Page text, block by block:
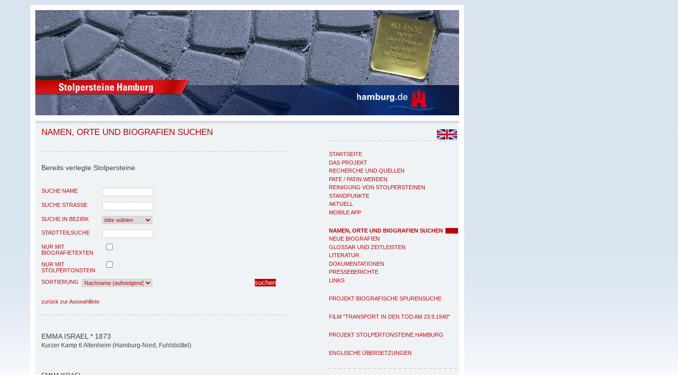
STARTSEITE
DAS PROJEKT
RECHERCHE UND QUELLEN
PATE / PATIN WERDEN
REINIGUNG VON STOLPERSTEINEN
STANDPUNKTE
AKTUELL
MOBILE APP
NAMEN, ORTE UND BIOGRAFIEN SUCHEN
NEUE BIOGRAFIEN
GLOSSAR UND ZEITLEISTEN
LITERATUR
DOKUMENTATIONEN
PRESSEBERICHTE
LINKS
PROJEKT BIOGRAFISCHE SPURENSUCHE
FILM "TRANSPORT IN DEN TOD AM 23.9.1940"
PROJEKT STOLPERTONSTEINE HAMBURG
ENGLISCHE ÜBERSETZUNGEN
NAMEN, ORTE UND BIOGRAFIEN SUCHEN
Bereits verlegte Stolpersteine
SUCHE NAME
SUCHE STRASSE
SUCHE IN BEZIRK
STADTTEILSUCHE
NUR MIT
BIOGRAFIETEXTEN
NUR MIT
STOLPERTONSTEIN
SORTIERUNG
zurück zur Auswahlliste
EMMA ISRAEL * 1873
Kurzer Kamp 6 Altenheim (Hamburg-Nord, Fuhlsbüttel)